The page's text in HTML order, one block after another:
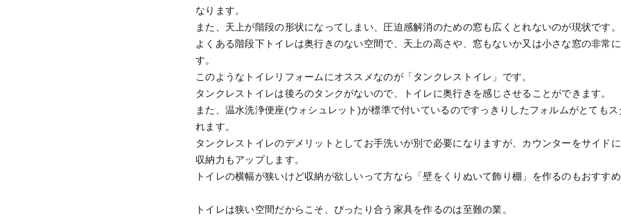
なります。
また、天上が階段の形状になってしまい、圧迫感解消のための窓も広くとれないのが現状です。
よくある階段下トイレは奥行きのない空間で、天上の高さや、窓もないか又は小さな窓の非常
す。
このようなトイレリフォームにオススメなのが「タンクレストイレ」です。
タンクレストイレは後ろのタンクがないので、トイレに奥行きを感じさせることができます。
また、温水洗浄便座(ウォシュレット)が標準で付いているのですっきりしたフォルムがとてもス
れます。
タンクレストイレのデメリットとしてお手洗いが別で必要になりますが、カウンターをサイド
収納力もアップします。
トイレの横幅が狭いけど収納が欲しいって方なら「壁をくりぬいて飾り棚」を作るのもおすすめ
トイレは狭い空間だからこそ、ぴったり合う家具を作るのは至難の業。